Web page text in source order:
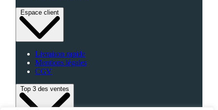
Espace client
Livraison rapide
Mentions légales
CGV
Top 3 des ventes